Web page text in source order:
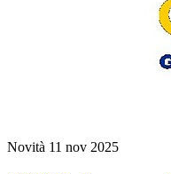
Novità 11 nov 2025